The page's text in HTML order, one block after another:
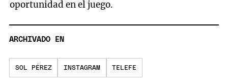
oportunidad en el juego.
ARCHIVADO EN
SOL PÉREZ INSTAGRAM TELEFE